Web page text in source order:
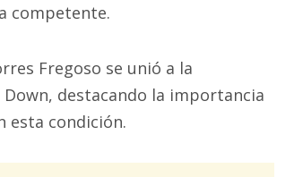
competente.
Fregoso se unió a la
destacando la importancia
esta condición.